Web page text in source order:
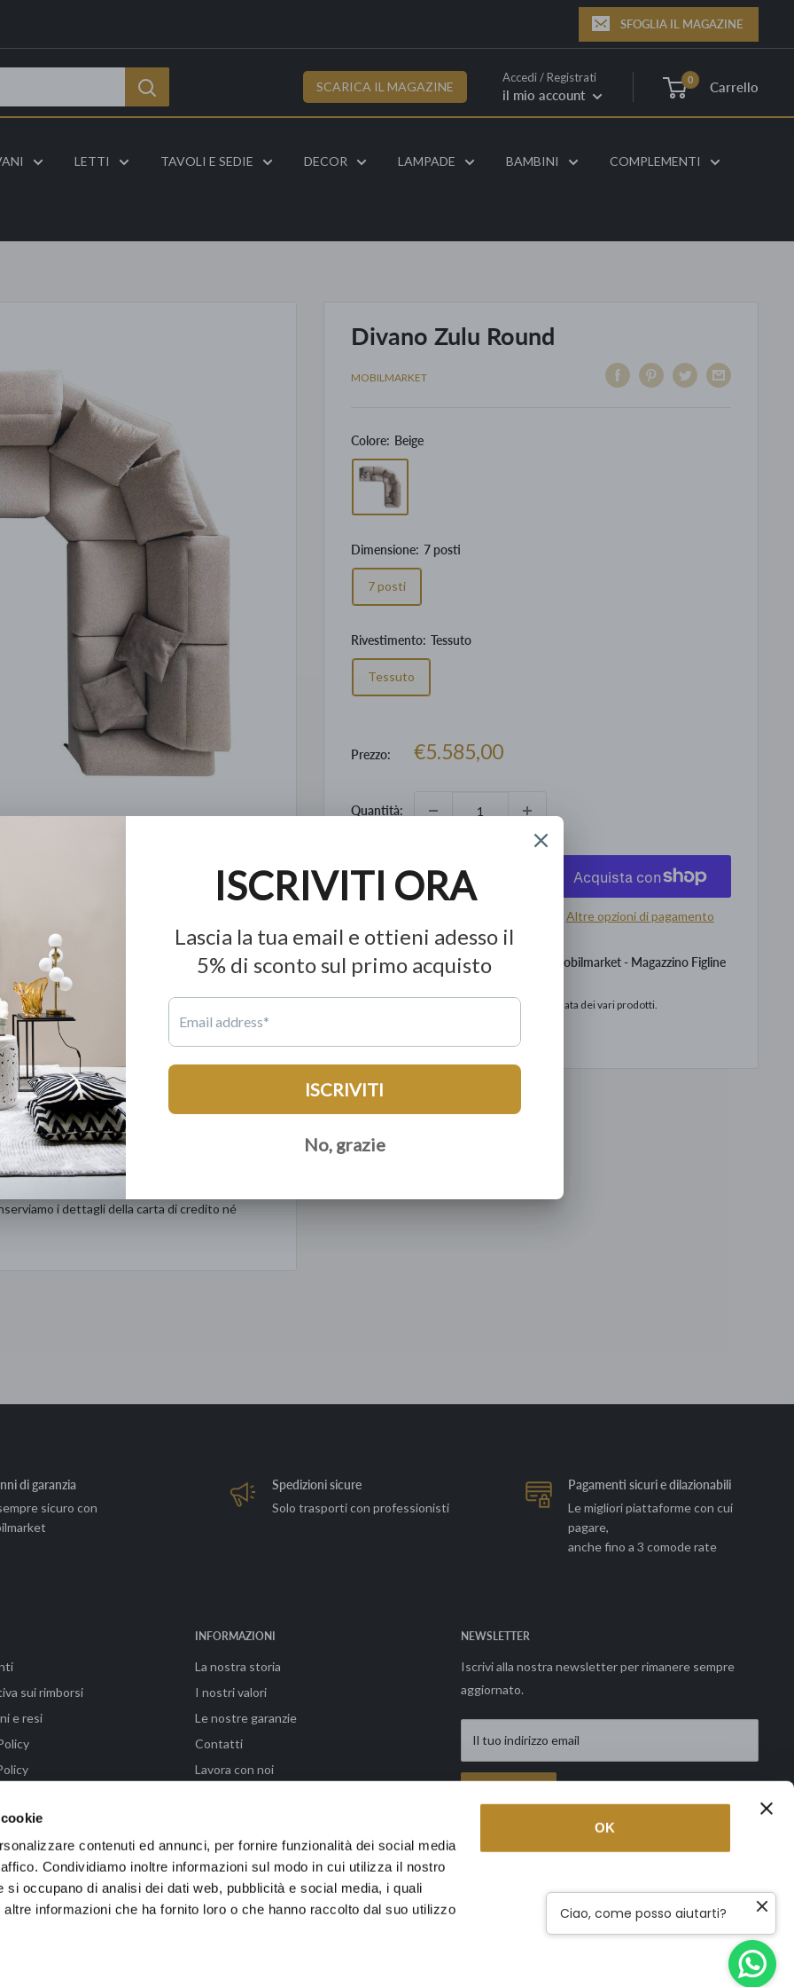
contenuti ed annunci, per fornire funzionalità dei social media
Condividiamo inoltre informazioni sul modo in cui utilizza il nostro
si occupano di analisi dei dati web, pubblicità e social media, i quali
informazioni che ha fornito loro o che hanno raccolto dal suo utilizzo
OK
SFOGLIA IL MAGAZINE
SCARICA IL MAGAZINE
Accedi / Registrati
il mio account
0 Carrello
LETTI TAVOLI E SEDIE DECOR LAMPADE BAMBINI COMPLEMENTI
Divano Zulu Round
MOBILMARKET
Colore: Beige
Dimensione: 7 posti
7 posti
Rivestimento: Tessuto
Tessuto
Prezzo:
Prezzo
€5.585,00
Quantità:
Aggiungi al carrello
Altre opzioni di pagamento
Prelevamento disponibile presso Mobilmarket - Magazzino Figline
Pronto in base alla data di consegna stimata dei vari prodotti.
prodotto con cura artigianale e attenzione
al 60% in meno a parità di qualità.
mondiale; tutto con la garanzia di 15
dell'unica catena di Lusso Democratico
i dettagli della carta di credito né
di garanzia
sicuro con
Spedizioni sicure
Solo trasporti con professionisti
Pagamenti sicuri e dilazionabili
Le migliori piattaforme con cui
pagare,
anche fino a 3 comode rate
sui rimborsi
e resi
INFORMAZIONI
La nostra storia
I nostri valori
Le nostre garanzie
Contatti
Lavora con noi
NEWSLETTER
Iscrivi alla nostra newsletter per rimanere sempre
aggiornato.
Il tuo indirizzo email
(FI) | P.IVA 04576990487 | Powered by WAIKA • EMMELAB
Ciao, come posso aiutarti?